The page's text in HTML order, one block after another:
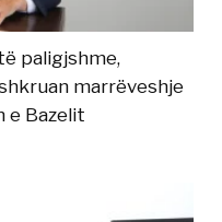
paligjshme,
marrëveshje
e Bazelit